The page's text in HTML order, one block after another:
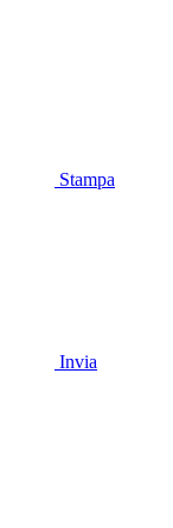
Stampa
Invia